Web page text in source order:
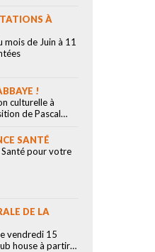
À
mois de Juin à 11
!
culturelle à
de Pascal…
SANTÉ
Santé pour votre
DE LA
vendredi 15
house à partir…